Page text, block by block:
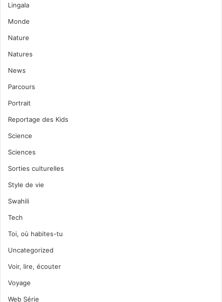
Lingala
Monde
Nature
Natures
News
Parcours
Portrait
Reportage des Kids
Science
Sciences
Sorties culturelles
Style de vie
Swahili
Tech
Toi, où habites-tu
Uncategorized
Voir, lire, écouter
Voyage
Web Série